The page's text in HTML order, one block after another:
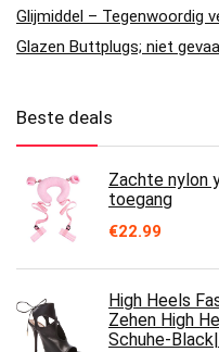
Glijmiddel – Tegenwoordig
Glazen Buttplugs; niet
Beste deals
Zachte nylon
toegang
€22.99
High Heels
Zehen High
Schuhe-